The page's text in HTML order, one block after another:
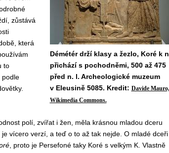
Démétér drží klasy a žezlo, Koré k
přichází s pochodněmi, 500 až 475
před n. l. Archeologické muzeum
v Eleusině 5085. Kredit: Davide Mauro,
Wikimedia Commons.
zůstává
která
to
podle
polí, zvířat i žen, měla krásnou mladou dceru
vícero verzí, a teď o to až tak nejde. O mladé dceři
, proto je Persefoné taky Koré s velkým K. Vlastně